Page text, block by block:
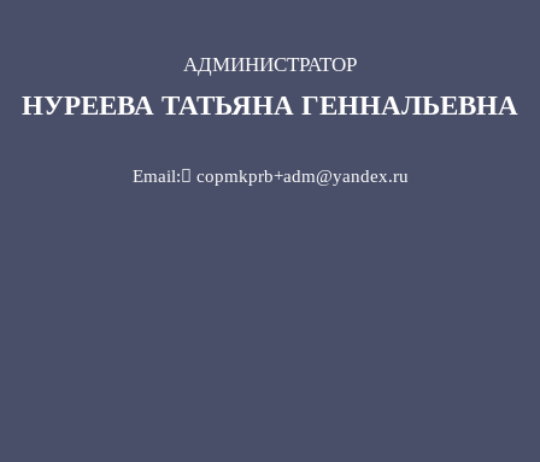
АДМИНИСТРАТОР
НУРЕЕВА ТАТЬЯНА ГЕННАЛЬЕВНА
Email: copmkprb+adm@yandex.ru